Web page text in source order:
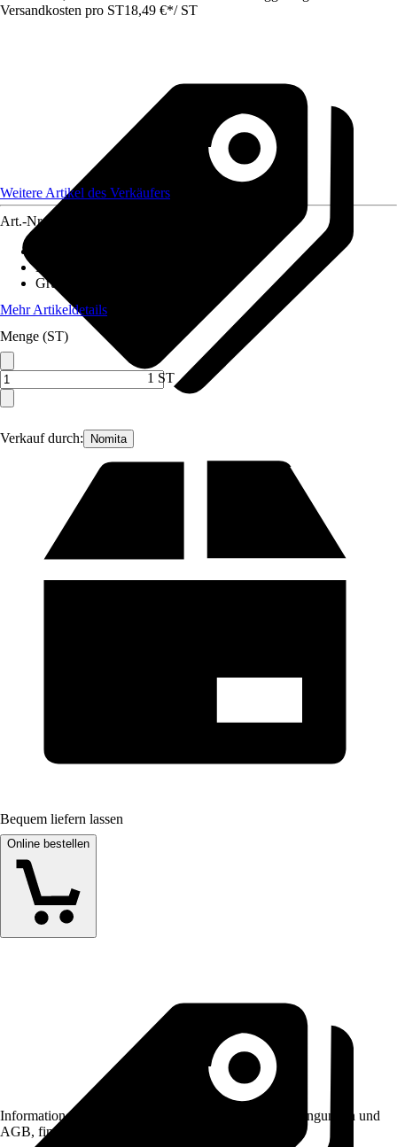
Versandkosten pro ST18,49 €*/ ST
Verkauf durch: Nomita
Weitere Artikel des Verkäufers
Art.-Nr.
Material
Grundfarbe
Mehr Artikeldetails
Menge (ST)
1 ST
Bequem liefern lassen
Online bestellen
Informationen des Verkäufers, wie z. B. Rückgabebedingungen und
AGB, finden Sie bei Klick auf den Verkäufernamen.